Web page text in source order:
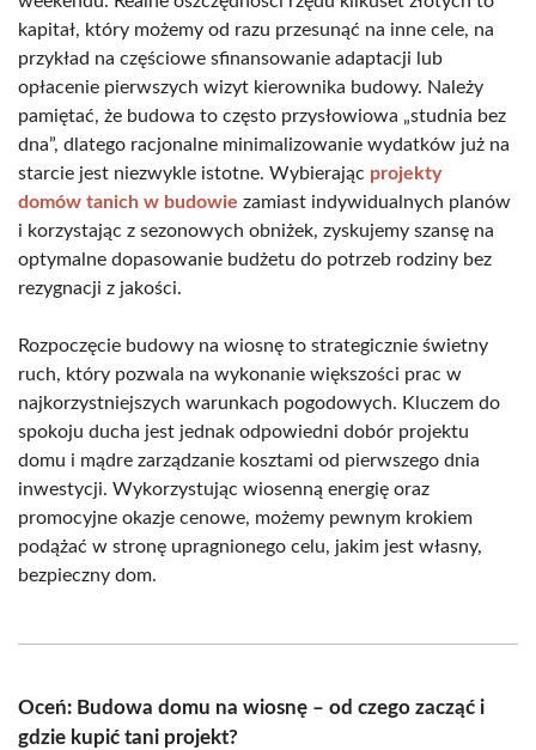
kapitał, który możemy od razu przesunąć na inne cele, na
przykład na częściowe sfinansowanie adaptacji lub
opłacenie pierwszych wizyt kierownika budowy. Należy
pamiętać, że budowa to często przysłowiowa „studnia bez
dna”, dlatego racjonalne minimalizowanie wydatków już na
starcie jest niezwykle istotne. Wybierając projekty
domów tanich w budowie zamiast indywidualnych planów
i korzystając z sezonowych obniżek, zyskujemy szansę na
optymalne dopasowanie budżetu do potrzeb rodziny bez
rezygnacji z jakości.
Rozpoczęcie budowy na wiosnę to strategicznie świetny
ruch, który pozwala na wykonanie większości prac w
najkorzystniejszych warunkach pogodowych. Kluczem do
spokoju ducha jest jednak odpowiedni dobór projektu
domu i mądre zarządzanie kosztami od pierwszego dnia
inwestycji. Wykorzystując wiosenną energię oraz
promocyjne okazje cenowe, możemy pewnym krokiem
podążać w stronę upragnionego celu, jakim jest własny,
bezpieczny dom.
Oceń: Budowa domu na wiosnę – od czego zacząć i
gdzie kupić tani projekt?